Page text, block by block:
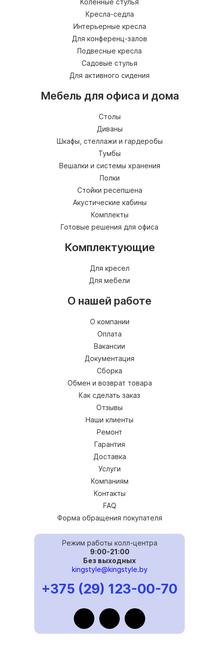
Коленные стулья
Кресла-седла
Интерьерные кресла
Для конференц-залов
Подвесные кресла
Садовые стулья
Для активного сидения
Мебель для офиса и дома
Столы
Диваны
Шкафы, стеллажи и гардеробы
Тумбы
Вешалки и системы хранения
Полки
Стойки ресепшена
Акустические кабины
Комплекты
Готовые решения для офиса
Комплектующие
Для кресел
Для мебели
О нашей работе
О компании
Оплата
Вакансии
Документация
Сборка
Обмен и возврат товара
Как сделать заказ
Отзывы
Наши клиенты
Ремонт
Гарантия
Доставка
Услуги
Компаниям
Контакты
FAQ
Форма обращения покупателя
Режим работы колл-центра
9:00-21:00
Без выходных
kingstyle@kingstyle.by
+375 (29) 123-00-70